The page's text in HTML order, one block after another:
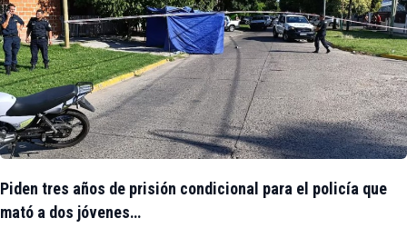
Piden tres años de prisión condicional para el policía que
mató a dos jóvenes…